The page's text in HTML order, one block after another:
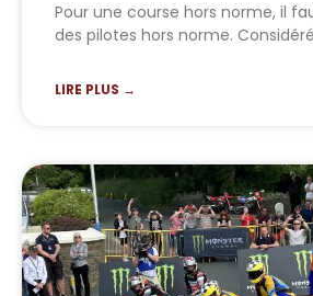
Pour une course hors norme, il
des pilotes hors norme.
LIRE PLUS →